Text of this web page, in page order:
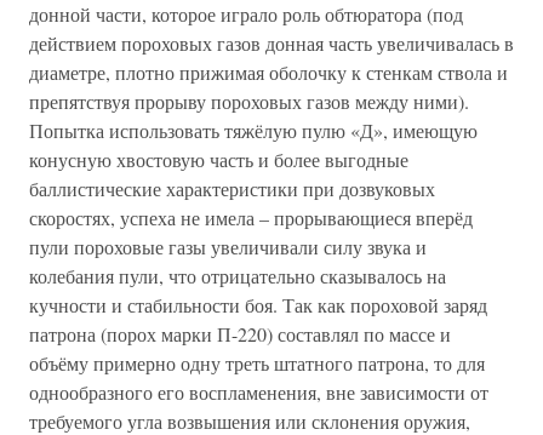
донной части, которое играло роль обтюратора (под
действием пороховых газов донная часть увеличивалась в
диаметре, плотно прижимая оболочку к стенкам ствола и
препятствуя прорыву пороховых газов между ними).
Попытка использовать тяжёлую пулю «Д», имеющую
конусную хвостовую часть и более выгодные
баллистические характеристики при дозвуковых
скоростях, успеха не имела – прорывающиеся вперёд
пули пороховые газы увеличивали силу звука и
колебания пули, что отрицательно сказывалось на
кучности и стабильности боя. Так как пороховой заряд
патрона (порох марки П-220) составлял по массе и
объёму примерно одну треть штатного патрона, то для
однообразного его воспламенения, вне зависимости от
требуемого угла возвышения или склонения оружия,